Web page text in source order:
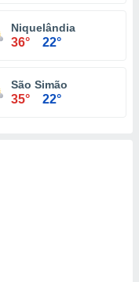
Niquelândia
36° 22°
São Simão
35° 22°